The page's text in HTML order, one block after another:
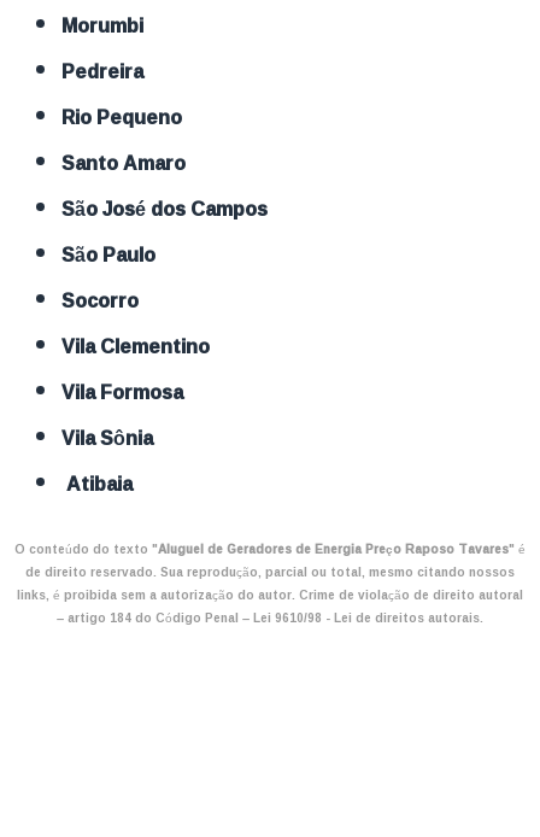
Morumbi
Pedreira
Rio Pequeno
Santo Amaro
São José dos Campos
São Paulo
Socorro
Vila Clementino
Vila Formosa
Vila Sônia
Atibaia
O conteúdo do texto "Aluguel de Geradores de Energia Preço Raposo Tavares" é
de direito reservado. Sua reprodução, parcial ou total, mesmo citando nossos
links, é proibida sem a autorização do autor. Crime de violação de direito autoral
– artigo 184 do Código Penal –Lei 9610/98 - Lei de direitos autorais.